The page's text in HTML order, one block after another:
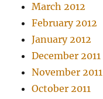
March 2012
February 2012
January 2012
December 2011
November 2011
October 2011